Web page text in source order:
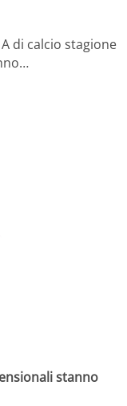
di calcio stagione
stanno